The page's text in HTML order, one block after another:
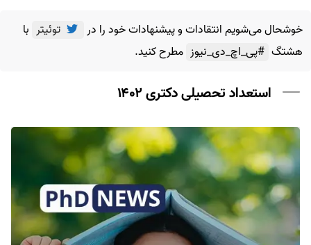
خوشحال می‌شویم انتقادات و پیشنهادات خود را در توئیتر با
هشتگ #پی_اچ_دی_نیوز مطرح کنید.
استعداد تحصیلی دکتری ۱۴۰۲